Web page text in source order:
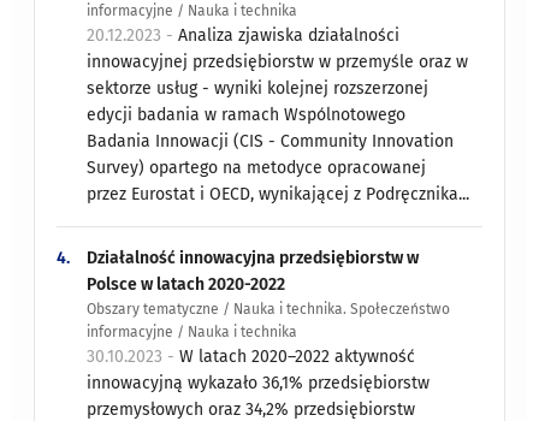
informacyjne / Nauka i technika
20.12.2023 -Analiza zjawiska działalności
innowacyjnej przedsiębiorstw w przemyśle oraz w
sektorze usług - wyniki kolejnej rozszerzonej
edycji badania w ramach Wspólnotowego
Badania Innowacji (CIS - Community Innovation
Survey) opartego na metodyce opracowanej
przez Eurostat i OECD, wynikającej z Podręcznika...
4.
Działalność innowacyjna przedsiębiorstw w
Polsce w latach 2020-2022
Obszary tematyczne / Nauka i technika. Społeczeństwo
informacyjne / Nauka i technika
30.10.2023 -W latach 2020–2022 aktywność
innowacyjną wykazało 36,1% przedsiębiorstw
przemysłowych oraz 34,2% przedsiębiorstw